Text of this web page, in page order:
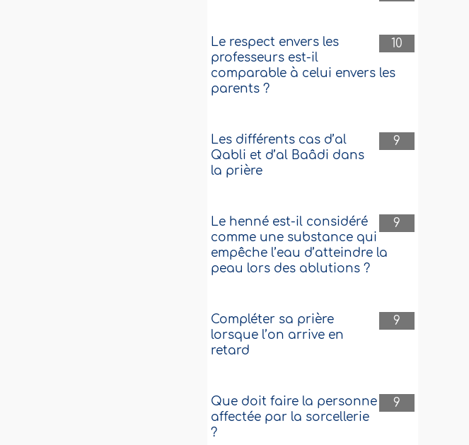
10
Le respect envers les
professeurs est-il
comparable à celui envers les
parents ?
9
Les différents cas d’al
Qabli et d’al Baâdi dans
la prière
9
Le henné est-il considéré
comme une substance qui
empêche l’eau d’atteindre la
peau lors des ablutions ?
9
Compléter sa prière
lorsque l’on arrive en
retard
9
Que doit faire la personne
affectée par la sorcellerie
?